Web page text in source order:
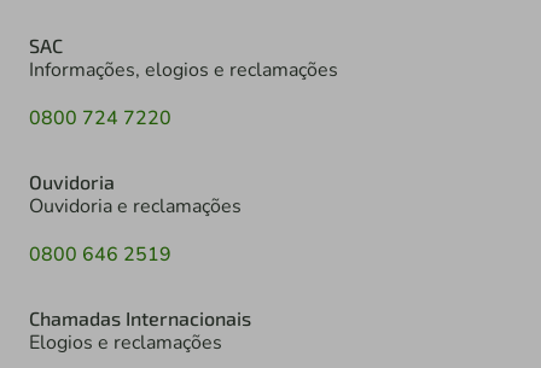
SAC
Informações, elogios e reclamações
0800 724 7220
Ouvidoria
Ouvidoria e reclamações
0800 646 2519
Chamadas Internacionais
Elogios e reclamações